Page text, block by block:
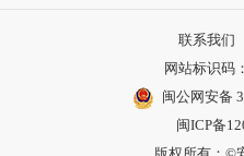
联系我们
网站标识码
闽公网安备
闽ICP备